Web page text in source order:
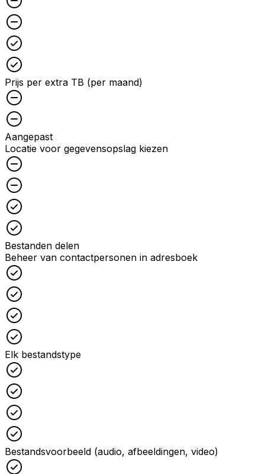
Prijs per extra TB (per maand)
Aangepast
Locatie voor gegevensopslag kiezen
Bestanden delen
Beheer van contactpersonen in adresboek
Elk bestandstype
Bestandsvoorbeeld (audio, afbeeldingen, video)